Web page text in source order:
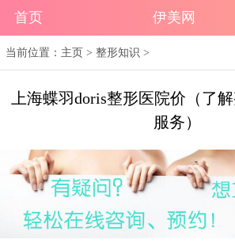
首页 伊美网
当前位置： 主页 >整形知识 >
上海蝶羽doris整形医院价（了
服务）